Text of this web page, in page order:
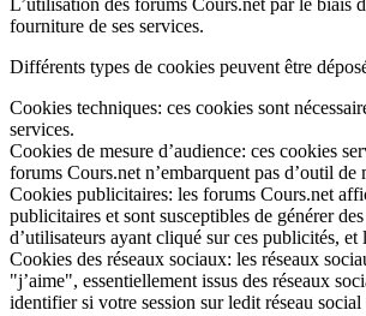
fourniture de ses services.
Différents types de cookies peuvent être
Cookies techniques: ces cookies sont
services.
Cookies de mesure d’audience: ces cookies
forums Cours.net n’embarquent pas d’outil
Cookies publicitaires: les forums Cours.net
publicitaires et sont susceptibles de générer
d’utilisateurs ayant cliqué sur ces publicités,
Cookies des réseaux sociaux: les réseaux
"j’aime", essentiellement issus des réseaux
identifier si votre session sur ledit réseau